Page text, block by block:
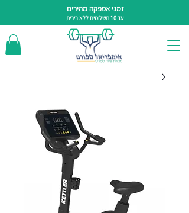
זמני אספקה מהירים
עד 10 תשלומים ללא ריבית